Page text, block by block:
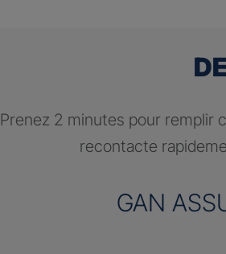
Prenez 2 minutes pour remplir
recontacte
GAN